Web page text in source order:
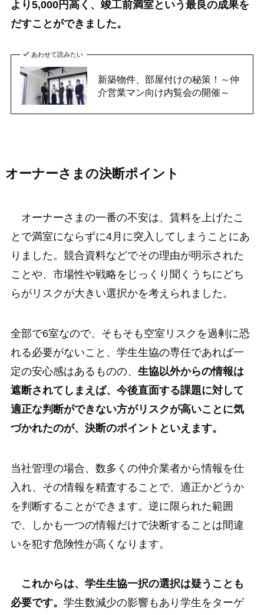
より5,000円高く、竣工前満室という最良の成果を
だすことができました。
あわせて読みたい
新築物件、部屋付けの秘策！～仲
介営業マン向け内覧会の開催～
オーナーさまの決断ポイント
オーナーさまの一番の不安は、賃料を上げたこ
とで満室にならずに4月に突入してしまうことにあ
りました。競合資料などでその理由が明示された
ことや、市場性や戦略をじっくり聞くうちにどち
らがリスクが大きい選択かを考えられました。
全部で6室なので、そもそも空室リスクを過剰に恐
れる必要がないこと、学生生協の専任であれば一
定の安心感はあるものの、 生協以外からの情報は
遮断されてしまえば、今後直面する課題に対して
適正な判断ができない方がリスクが高いことに気
づかれたのが、決断のポイントといえます。
当社管理の場合、数多くの仲介業者から情報を仕
入れ、その情報を精査することで、適正かどうか
を判断することができます。逆に限られた範囲
で、しかも一つの情報だけで決断することは間違
いを犯す危険性が高くなります。
これからは、学生生協一択の選択は疑うことも
必要です。 学生数減少の影響もあり学生をターゲ